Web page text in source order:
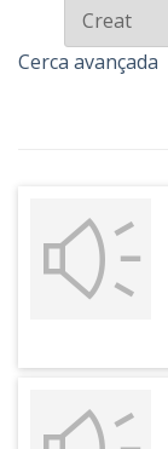
Cerca avançada